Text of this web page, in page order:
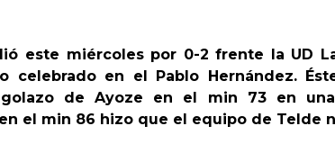
este miércoles por 0-2 frente la UD
celebrado en el Pablo Hernández.
de Ayoze en el min 73 en
el min 86 hizo que el equipo de Telde